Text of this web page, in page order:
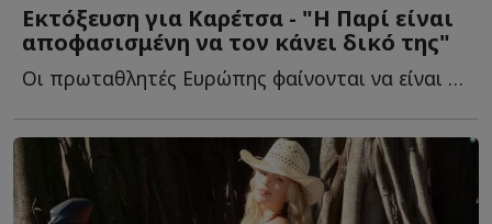
Εκτόξευση για Καρέτσα - "Η Παρί είναι
αποφασισμένη να τον κάνει δικό της"
Οι πρωταθλητές Ευρώπης φαίνονται να είναι αποφασισμένοι ώ...